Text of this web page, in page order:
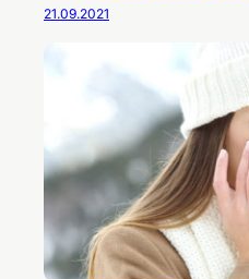
21.09.2021